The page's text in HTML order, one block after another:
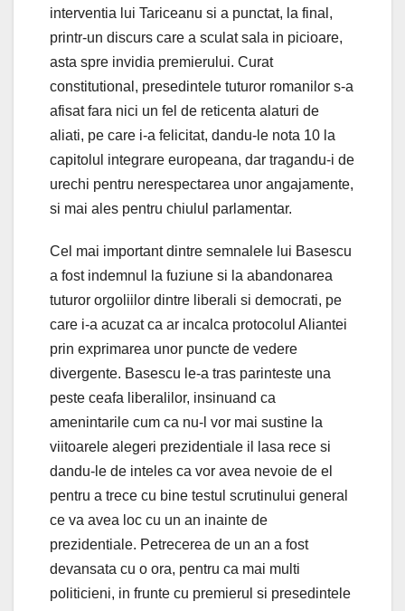
interventia lui Tariceanu si a punctat, la final,
printr-un discurs care a sculat sala in picioare,
asta spre invidia premierului. Curat
constitutional, presedintele tuturor romanilor s-a
afisat fara nici un fel de reticenta alaturi de
aliati, pe care i-a felicitat, dandu-le nota 10 la
capitolul integrare europeana, dar tragandu-i de
urechi pentru nerespectarea unor angajamente,
si mai ales pentru chiulul parlamentar.
Cel mai important dintre semnalele lui Basescu
a fost indemnul la fuziune si la abandonarea
tuturor orgoliilor dintre liberali si democrati, pe
care i-a acuzat ca ar incalca protocolul Aliantei
prin exprimarea unor puncte de vedere
divergente. Basescu le-a tras parinteste una
peste ceafa liberalilor, insinuand ca
amenintarile cum ca nu-l vor mai sustine la
viitoarele alegeri prezidentiale il lasa rece si
dandu-le de inteles ca vor avea nevoie de el
pentru a trece cu bine testul scrutinului general
ce va avea loc cu un an inainte de
prezidentiale. Petrecerea de un an a fost
devansata cu o ora, pentru ca mai multi
politicieni, in frunte cu premierul si presedintele